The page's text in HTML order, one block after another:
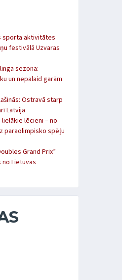
sporta aktivitātes
festivālā Uzvaras
sezona:
un nepalaid garām
Ostravā starp
Latvija
lēcieni – no
paraolimpisko spēļu
Grand Prix”
Lietuvas